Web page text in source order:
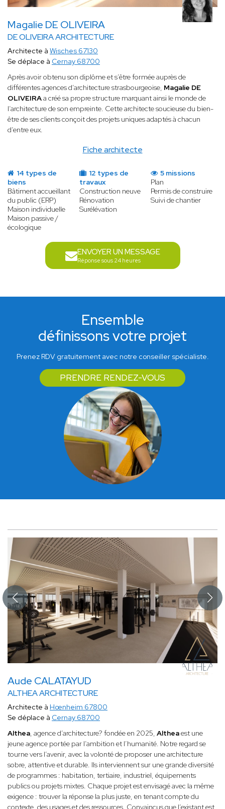
Magalie DE OLIVEIRA
DE OLIVEIRA ARCHITECTURE
Fiche architecte
Architecte à Wisches 67130
Se déplace à Cernay 68700
Après avoir obtenu son diplôme et s’être formée auprès de
différentes agences d’architecture strasbourgeoise, Magalie DE
OLIVEIRAa créé sa propre structure marquant ainsi le monde de
l’architecture de son empreinte. Cette architecte soucieuse du bien-
être de ses clients conçoit des projets uniques adaptés à chacun
d’entre eux.
14 types de
biens
Bâtiment accueillant
du public (ERP)
Maison individuelle
Maison passive /
écologique
12 types de
travaux
Construction neuve
Rénovation
Surélévation
5 missions
Plan
Permis de construire
Suivi de chantier
ENVOYER UN MESSAGE
Réponse sous 24 heures
Ensemble
définissons votre projet
Prenez RDV gratuitement avec notre conseiller spécialiste.
PRENDRE RENDEZ-VOUS
Aude CALATAYUD
ALTHEA ARCHITECTURE
Architecte à Hœnheim 67800
Se déplace à Cernay 68700
Althea, agence d’architecture? fondée en 2025, Altheaest une
jeune agence portée par l’ambition et l’humanité. Notre regard se
tourne vers l’avenir, avec la volonté de proposer une architecture
sobre, attentive et durable. Ils interviennent sur une grande diversité
de programmes : habitation, tertiaire, industriel, équipements
publics ou projets mixtes. Chaque projet est envisagé avec la même
exigence : trouver la réponse la plus juste, en tenant compte du
contexte, des usages et des ressources. Convaincus que l’existant est